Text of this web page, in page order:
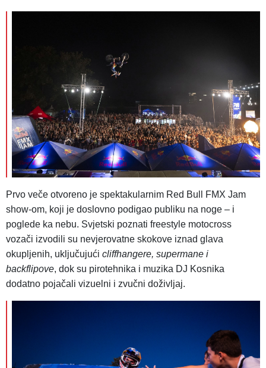
Prvo veče otvoreno je spektakularnim Red Bull FMX Jam
show-om, koji je doslovno podigao publiku na noge – i
poglede ka nebu. Svjetski poznati freestyle motocross
vozači izvodili su nevjerovatne skokove iznad glava
okupljenih, uključujući cliffhangere, supermane i
backflipove, dok su pirotehnika i muzika DJ Kosnika
dodatno pojačali vizuelni i zvučni doživljaj.